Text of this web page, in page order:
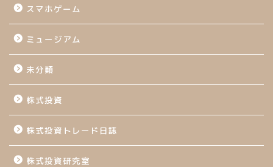
スマホゲーム
ミュージアム
未分類
株式投資
株式投資トレード日誌
株式投資研究室